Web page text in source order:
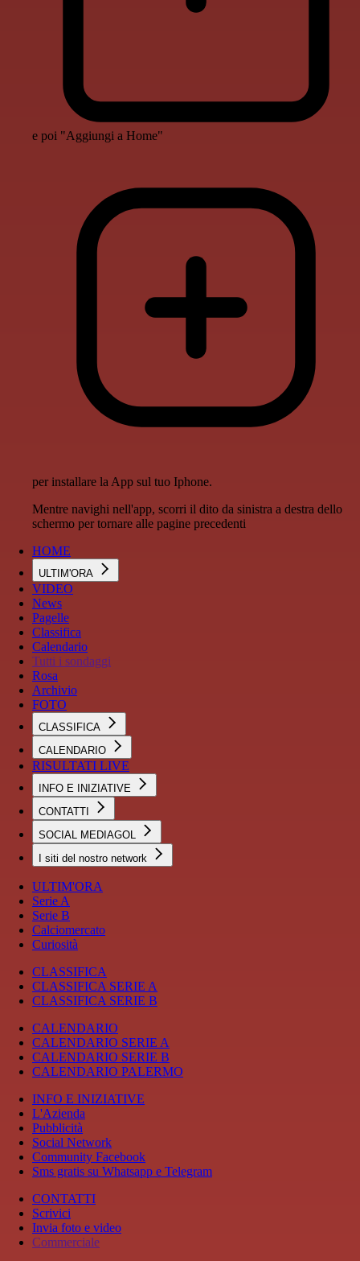
e poi "Aggiungi a Home"
per installare la App sul tuo Iphone.
Mentre navighi nell'app, scorri il dito da sinistra a destra dello
schermo per tornare alle pagine precedenti
HOME
ULTIM'ORA
VIDEO
News
Pagelle
Classifica
Calendario
Tutti i sondaggi
Rosa
Archivio
FOTO
CLASSIFICA
CALENDARIO
RISULTATI LIVE
INFO E INIZIATIVE
CONTATTI
SOCIAL MEDIAGOL
I siti del nostro network
ULTIM'ORA
Serie A
Serie B
Calciomercato
Curiosità
CLASSIFICA
CLASSIFICA SERIE A
CLASSIFICA SERIE B
CALENDARIO
CALENDARIO SERIE A
CALENDARIO SERIE B
CALENDARIO PALERMO
INFO E INIZIATIVE
L'Azienda
Pubblicità
Social Network
Community Facebook
Sms gratis su Whatsapp e Telegram
CONTATTI
Scrivici
Invia foto e video
Commerciale